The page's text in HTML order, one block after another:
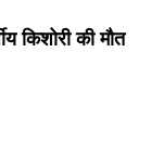
किशोरी की मौत